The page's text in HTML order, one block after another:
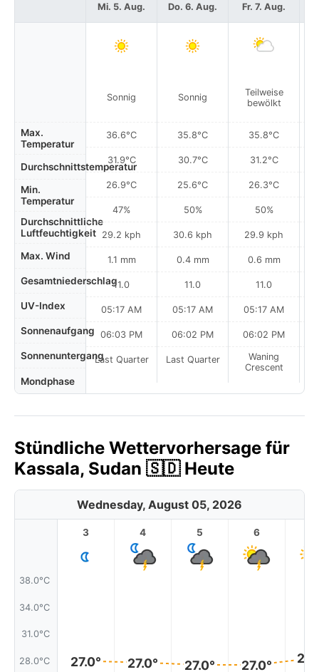
Max.
Temperatur
Durchschnittstemperatur
Min.
Temperatur
Durchschnittliche
Luftfeuchtigkeit
Max. Wind
Gesamtniederschlag
UV-Index
Sonnenaufgang
Sonnenuntergang
Mondphase
Mi. 5. Aug.
Sonnig
36.6°C
31.9°C
26.9°C
47%
29.2 kph
1.1 mm
11.0
05:17 AM
06:03 PM
Last Quarter
Do. 6. Aug.
Sonnig
35.8°C
30.7°C
25.6°C
50%
30.6 kph
0.4 mm
11.0
05:17 AM
06:02 PM
Last Quarter
Fr. 7. Aug.
Teilweise
bewölkt
35.8°C
31.2°C
26.3°C
50%
29.9 kph
0.6 mm
11.0
05:17 AM
06:02 PM
Waning
Crescent
Stündliche Wettervorhersage für
Kassala, Sudan 🇸🇩 Heute
Wednesday, August 05, 2026
38.0°C
34.0°C
31.0°C
28.0°C
3
27.0°
4
27.0°
5
27.0°
6
27.0°